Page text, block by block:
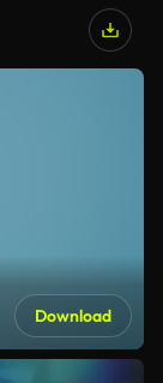
Download